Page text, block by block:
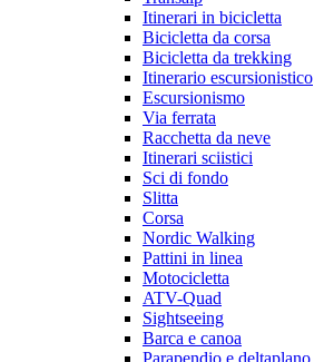
Itinerari in bicicletta
Bicicletta da corsa
Bicicletta da trekking
Itinerario escursionistico
Escursionismo
Via ferrata
Racchetta da neve
Itinerari sciistici
Sci di fondo
Slitta
Corsa
Nordic Walking
Pattini in linea
Motocicletta
ATV-Quad
Sightseeing
Barca e canoa
Parapendio e deltaplano